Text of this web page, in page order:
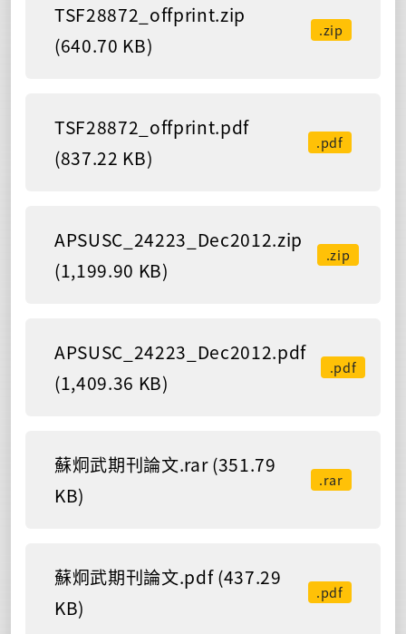
TSF28872_offprint.zip
(640.70 KB)
.zip
TSF28872_offprint.pdf
(837.22 KB)
.pdf
APSUSC_24223_Dec2012.zip
(1,199.90 KB)
.zip
APSUSC_24223_Dec2012.pdf
(1,409.36 KB)
.pdf
蘇炯武期刊論文.rar (351.79
KB)
.rar
蘇炯武期刊論文.pdf (437.29
KB)
.pdf